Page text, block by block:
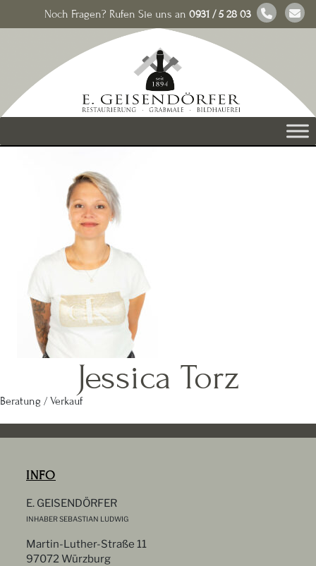
Noch Fragen? Rufen Sie uns an 0931 / 5 28 03
Jessica Torz
Beratung / Verkauf
INFO
E. GEISENDÖRFER
INHABER SEBASTIAN LUDWIG
Martin-Luther-Straße 11
97072 Würzburg